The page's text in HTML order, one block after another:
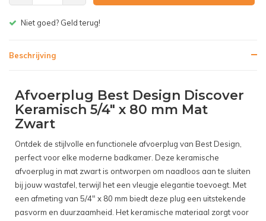
Niet goed? Geld terug!
Beschrijving
Afvoerplug Best Design Discover
Keramisch 5/4" x 80 mm Mat
Zwart
Ontdek de stijlvolle en functionele afvoerplug van Best Design,
perfect voor elke moderne badkamer. Deze keramische
afvoerplug in mat zwart is ontworpen om naadloos aan te sluiten
bij jouw wastafel, terwijl het een vleugje elegantie toevoegt. Met
een afmeting van 5/4" x 80 mm biedt deze plug een uitstekende
pasvorm en duurzaamheid. Het keramische materiaal zorgt voor